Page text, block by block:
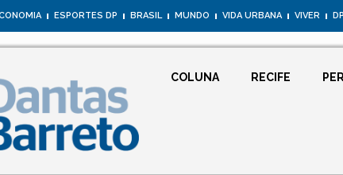
ESPORTES DP BRASIL MUNDO VIDA URBANA VIVER
COLUNA RECIFE